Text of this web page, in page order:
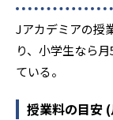
Jアカデミアの授
り、小学生なら
ている。
授業料の目安 (